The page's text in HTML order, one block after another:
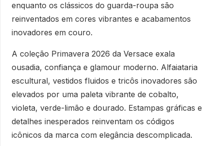
enquanto os clássicos do guarda-roupa são
reinventados em cores vibrantes e acabamentos
inovadores em couro.
A coleção Primavera 2026 da Versace exala
ousadia, confiança e glamour moderno. Alfaiataria
escultural, vestidos fluidos e tricôs inovadores são
elevados por uma paleta vibrante de cobalto,
violeta, verde-limão e dourado. Estampas gráficas e
detalhes inesperados reinventam os códigos
icônicos da marca com elegância descomplicada.